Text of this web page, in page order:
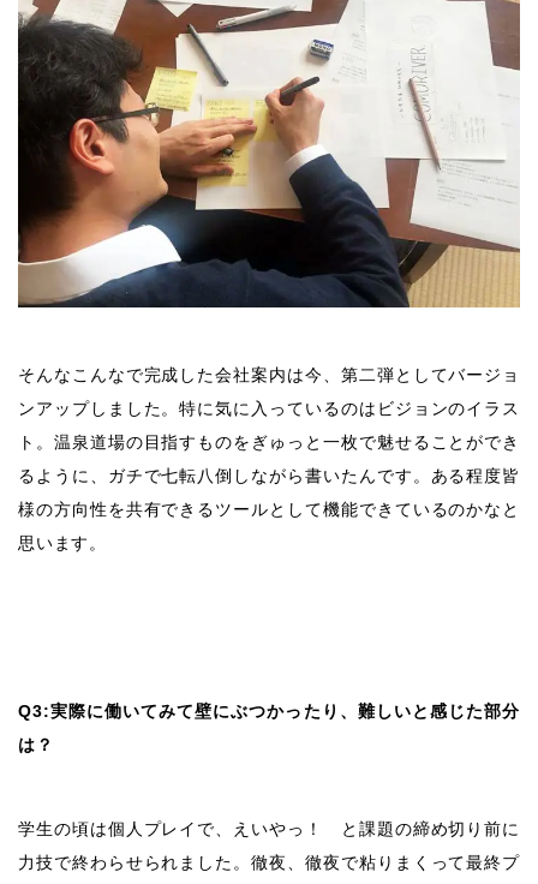
そんなこんなで完成した会社案内は今、第二弾としてバージョ
ンアップしました。特に気に入っているのはビジョンのイラス
ト。温泉道場の目指すものをぎゅっと一枚で魅せることができ
るように、ガチで七転八倒しながら書いたんです。ある程度皆
様の方向性を共有できるツールとして機能できているのかなと
思います。
Q3:実際に働いてみて壁にぶつかったり、難しいと感じた部分
は？
学生の頃は個人プレイで、えいやっ！ と課題の締め切り前に
力技で終わらせられました。徹夜、徹夜で粘りまくって最終プ